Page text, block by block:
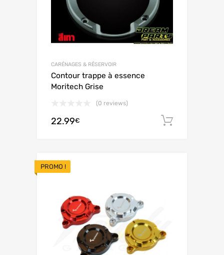
CARÉNAGES & RÉSERVOIR
Contour trappe à essence
Moritech Grise
(0 reviews)
22.99€
PROMO !